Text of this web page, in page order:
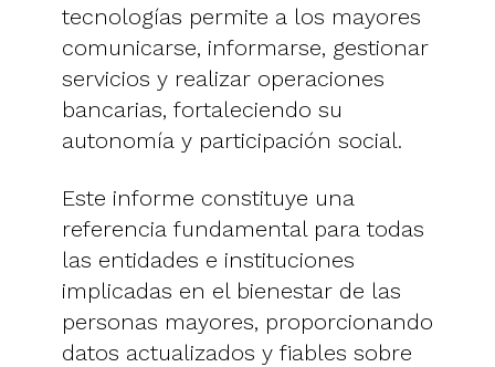
tecnologías permite a los mayores
comunicarse, informarse, gestionar
servicios y realizar operaciones
bancarias, fortaleciendo su
autonomía y participación social.
Este informe constituye una
referencia fundamental para todas
las entidades e instituciones
implicadas en el bienestar de las
personas mayores, proporcionando
datos actualizados y fiables sobre